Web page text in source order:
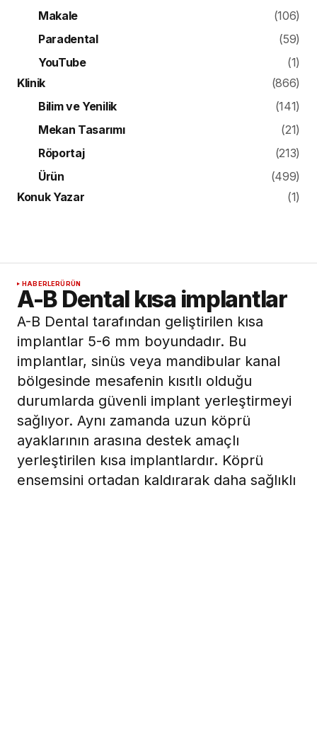
Makale
(106)
Paradental
(59)
YouTube
(1)
Klinik
(866)
Bilim ve Yenilik
(141)
Mekan Tasarımı
(21)
Röportaj
(213)
Ürün
(499)
Konuk Yazar
(1)
HABERLERÜRÜN
A-B Dental kısa implantlar
A-B Dental tarafından geliştirilen kısa
implantlar 5-6 mm boyundadır. Bu
implantlar, sinüs veya mandibular kanal
bölgesinde mesafenin kısıtlı olduğu
durumlarda güvenli implant yerleştirmeyi
sağlıyor. Aynı zamanda uzun köprü
ayaklarının arasına destek amaçlı
yerleştirilen kısa implantlardır. Köprü
ensemsini ortadan kaldırarak daha sağlıklı